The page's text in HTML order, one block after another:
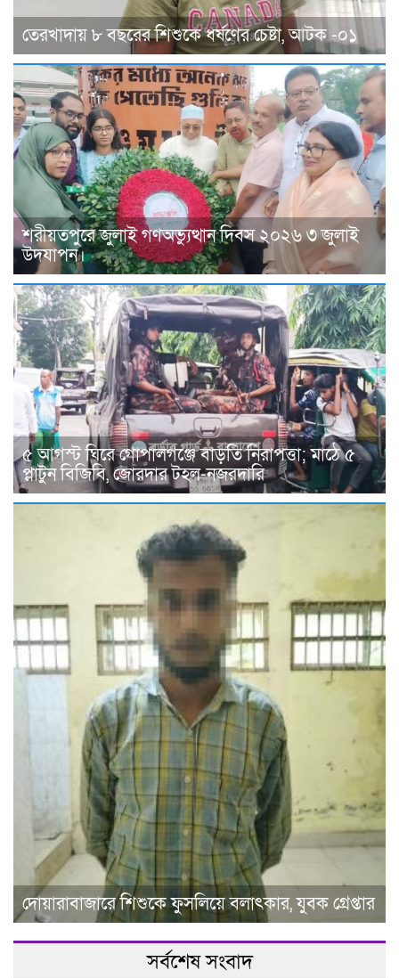
তেরখাদায় ৮ বছরের শিশুকে ধর্ষণের চেষ্টা, আটক -০১
শরীয়তপুরে জুলাই গণঅভ্যুত্থান দিবস ২০২৬ ৩ জুলাই
উদযাপন।
৫ আগস্ট ঘিরে গোপালগঞ্জে বাড়তি নিরাপত্তা; মাঠে ৫
প্লাটুন বিজিবি, জোরদার টহল-নজরদারি
দোয়ারাবাজারে শিশুকে ফুসলিয়ে বলাৎকার, যুবক গ্রেপ্তার
সর্বশেষ সংবাদ